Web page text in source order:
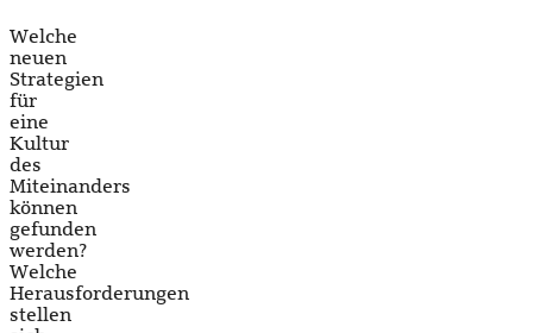
Welche
neuen
Strategien
für
eine
Kultur
des
Miteinanders
können
gefunden
werden?
Welche
Herausforderungen
stellen